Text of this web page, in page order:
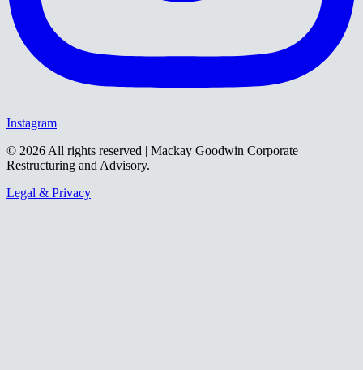
Instagram
© 2026 All rights reserved | Mackay Goodwin Corporate
Restructuring and Advisory.
Legal & Privacy